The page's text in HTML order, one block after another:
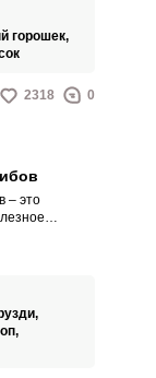
водой,
среду для
свежими
горошек,
2318 0
– это
среду для
свежими